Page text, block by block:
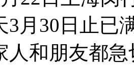
3月30日止已
人和朋友都